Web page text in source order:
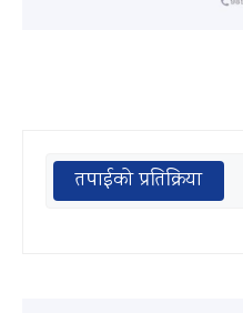
तपाईको प्रतिक्रिया